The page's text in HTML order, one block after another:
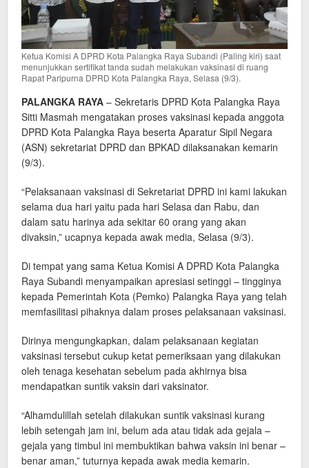
Ketua Komisi A DPRD Kota Palangka Raya Subandi (Paling kiri) saat
menunjukkan sertifikat tanda sudah melakukan vaksinasi di ruang
Rapat Paripurna DPRD Kota Palangka Raya, Selasa (9/3).
PALANGKA RAYA – Sekretaris DPRD Kota Palangka Raya
Sitti Masmah mengatakan proses vaksinasi kepada anggota
DPRD Kota Palangka Raya beserta Aparatur Sipil Negara
(ASN) sekretariat DPRD dan BPKAD dilaksanakan kemarin
(9/3).
“Pelaksanaan vaksinasi di Sekretariat DPRD ini kami lakukan
selama dua hari yaitu pada hari Selasa dan Rabu, dan
dalam satu harinya ada sekitar 60 orang yang akan
divaksin,” ucapnya kepada awak media, Selasa (9/3).
Di tempat yang sama Ketua Komisi A DPRD Kota Palangka
Raya Subandi menyampaikan apresiasi setinggi – tingginya
kepada Pemerintah Kota (Pemko) Palangka Raya yang telah
memfasilitasi pihaknya dalam proses pelaksanaan vaksinasi.
Dirinya mengungkapkan, dalam pelaksanaan kegiatan
vaksinasi tersebut cukup ketat pemeriksaan yang dilakukan
oleh tenaga kesehatan sebelum pada akhirnya bisa
mendapatkan suntik vaksin dari vaksinator.
“Alhamdulillah setelah dilakukan suntik vaksinasi kurang
lebih setengah jam ini, belum ada atau tidak ada gejala –
gejala yang timbul ini membuktikan bahwa vaksin ini benar –
benar aman,” tuturnya kepada awak media kemarin.